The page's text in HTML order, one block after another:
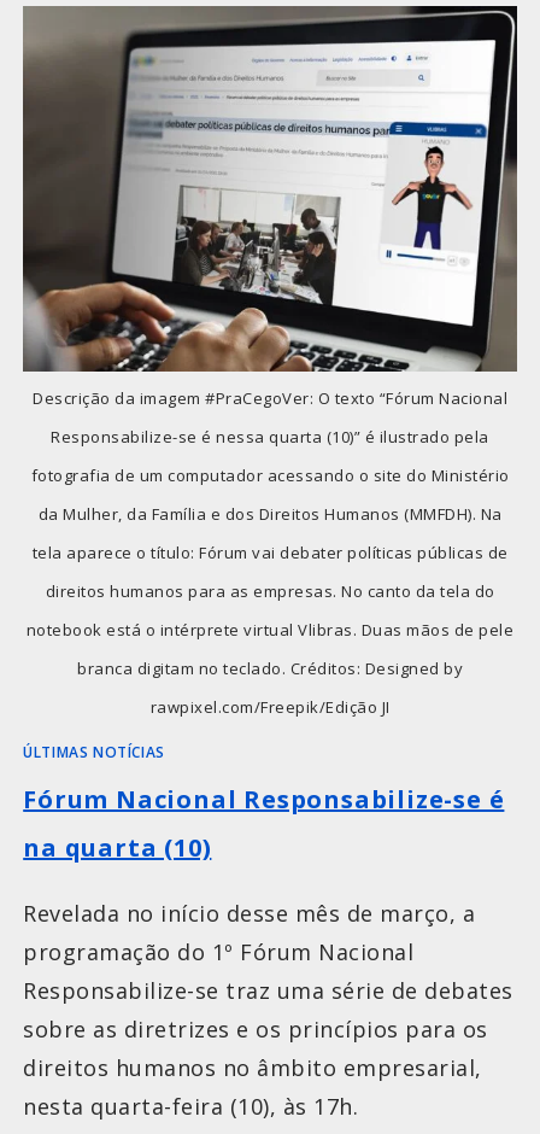
Descrição da imagem #PraCegoVer: O texto “Fórum Nacional
Responsabilize-se é nessa quarta (10)” é ilustrado pela
fotografia de um computador acessando o site do Ministério
da Mulher, da Família e dos Direitos Humanos (MMFDH). Na
tela aparece o título: Fórum vai debater políticas públicas de
direitos humanos para as empresas. No canto da tela do
notebook está o intérprete virtual Vlibras. Duas mãos de pele
branca digitam no teclado. Créditos: Designed by
rawpixel.com/Freepik/Edição JI
ÚLTIMAS NOTÍCIAS
Fórum Nacional Responsabilize-se é
na quarta (10)
Revelada no início desse mês de março, a
programação do 1º Fórum Nacional
Responsabilize-se traz uma série de debates
sobre as diretrizes e os princípios para os
direitos humanos no âmbito empresarial,
nesta quarta-feira (10), às 17h.